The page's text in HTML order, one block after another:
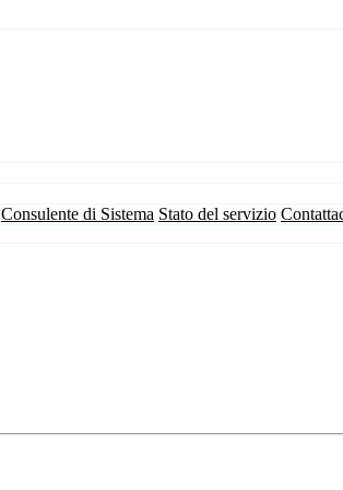
Consulente di Sistema Stato del servizio